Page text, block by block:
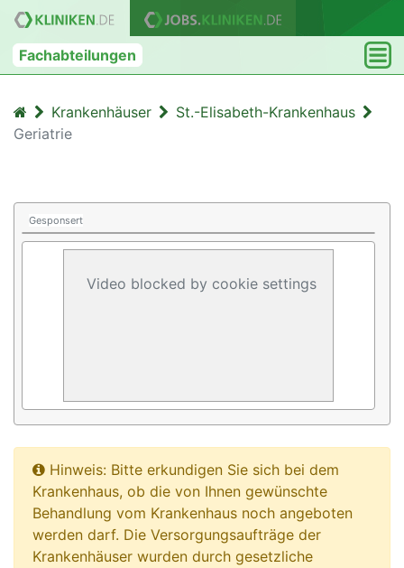
Fachabteilungen
Krankenhäuser
St.-Elisabeth-Krankenhaus
Geriatrie
Gesponsert
Video blocked by cookie settings
Hinweis: Bitte erkundigen Sie sich bei dem
Krankenhaus, ob die von Ihnen gewünschte
Behandlung vom Krankenhaus noch angeboten
werden darf. Die Versorgungsaufträge der
Krankenhäuser wurden durch gesetzliche